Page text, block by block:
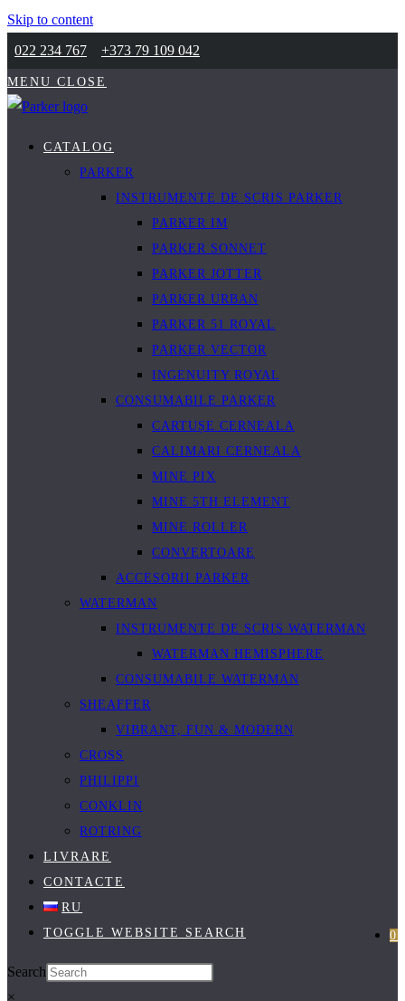
Skip to content
022 234 767
+373 79 109 042
MENU CLOSE
CATALOG
PARKER
INSTRUMENTE DE SCRIS PARKER
PARKER IM
PARKER SONNET
PARKER JOTTER
PARKER URBAN
PARKER 51 ROYAL
PARKER VECTOR
INGENUITY ROYAL
CONSUMABILE PARKER
CARTUȘE CERNEALA
CALIMARI CERNEALA
MINE PIX
MINE 5TH ELEMENT
MINE ROLLER
CONVERTOARE
ACCESORII PARKER
WATERMAN
INSTRUMENTE DE SCRIS WATERMAN
WATERMAN HEMISPHERE
CONSUMABILE WATERMAN
SHEAFFER
VIBRANT, FUN & MODERN
CROSS
PHILIPPI
CONKLIN
ROTRING
LIVRARE
CONTACTE
RU
0
TOGGLE WEBSITE SEARCH
Search
×